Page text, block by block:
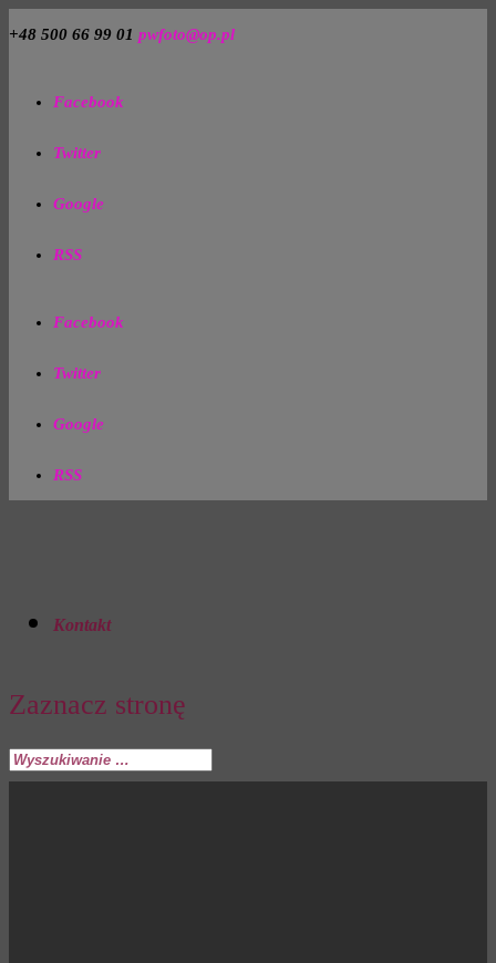
+48 500 66 99 01 pwfoto@op.pl
Facebook
Twitter
Google
RSS
Facebook
Twitter
Google
RSS
Kontakt
Zaznacz stronę